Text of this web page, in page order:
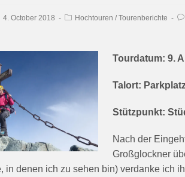
4. October 2018 Hochtouren /Tourenberichte
Tourdatum: 9.
Talort:
Stützpunkt:
Nach der
Großglockner
in denen ich zu sehen bin) verdanke ich